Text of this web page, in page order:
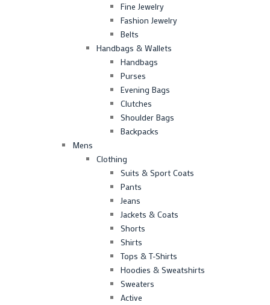
Fine Jewelry
Fashion Jewelry
Belts
Handbags & Wallets
Handbags
Purses
Evening Bags
Clutches
Shoulder Bags
Backpacks
Mens
Clothing
Suits & Sport Coats
Pants
Jeans
Jackets & Coats
Shorts
Shirts
Tops & T-Shirts
Hoodies & Sweatshirts
Sweaters
Active